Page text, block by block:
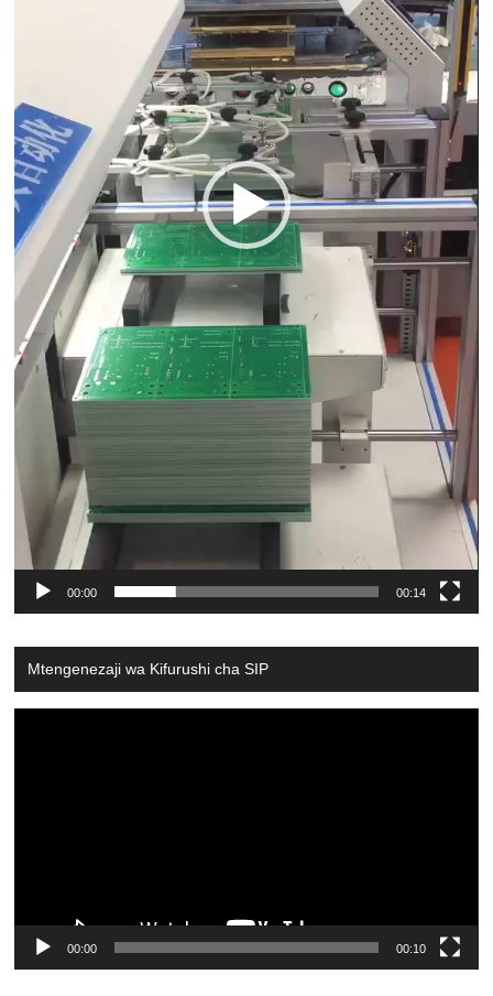
00:00 00:14
Mtengenezaji wa Kifurushi cha SIP
00:00 00:10